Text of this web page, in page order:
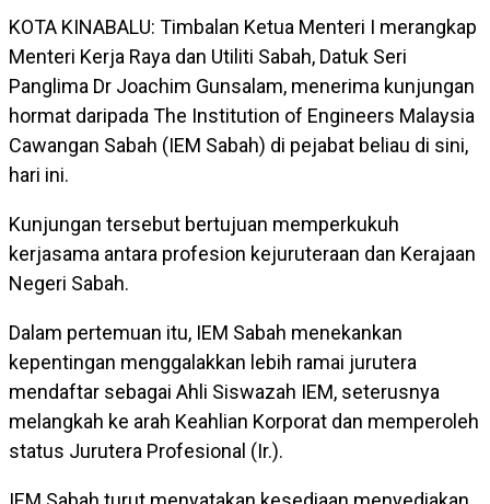
KOTA KINABALU: Timbalan Ketua Menteri I merangkap
Menteri Kerja Raya dan Utiliti Sabah, Datuk Seri
Panglima Dr Joachim Gunsalam, menerima kunjungan
hormat daripada The Institution of Engineers Malaysia
Cawangan Sabah (IEM Sabah) di pejabat beliau di sini,
hari ini.
Kunjungan tersebut bertujuan memperkukuh
kerjasama antara profesion kejuruteraan dan Kerajaan
Negeri Sabah.
Dalam pertemuan itu, IEM Sabah menekankan
kepentingan menggalakkan lebih ramai jurutera
mendaftar sebagai Ahli Siswazah IEM, seterusnya
melangkah ke arah Keahlian Korporat dan memperoleh
status Jurutera Profesional (Ir.).